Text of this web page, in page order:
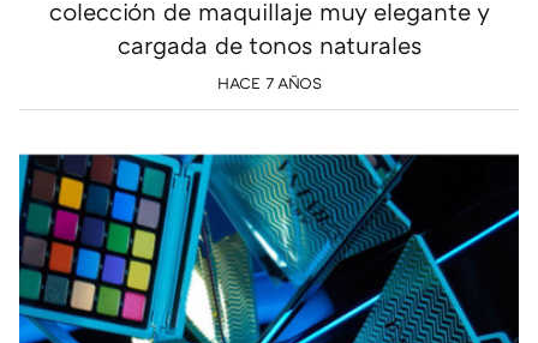
colección de maquillaje muy elegante y
cargada de tonos naturales
HACE 7 AÑOS